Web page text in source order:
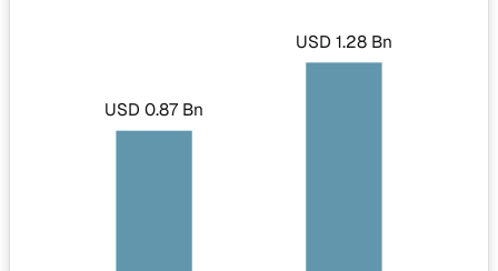
USD 0.87 Bn
USD 1.28 Bn